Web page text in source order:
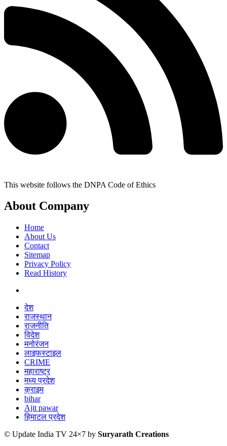
This website follows the DNPA Code of Ethics
About Company
Home
About Us
Contact
Sitemap
Privacy Policy
Read History
देश
राजस्थान
राजनीति
विदेश
मनोरंजन
लाइफस्टाइल
CRIME
महाराष्ट्र
मध्य प्रदेश
क्राइम
bihar
Ajit pawar
हिमाटल प्रदेश
© Update India TV 24×7 by Suryarath Creations